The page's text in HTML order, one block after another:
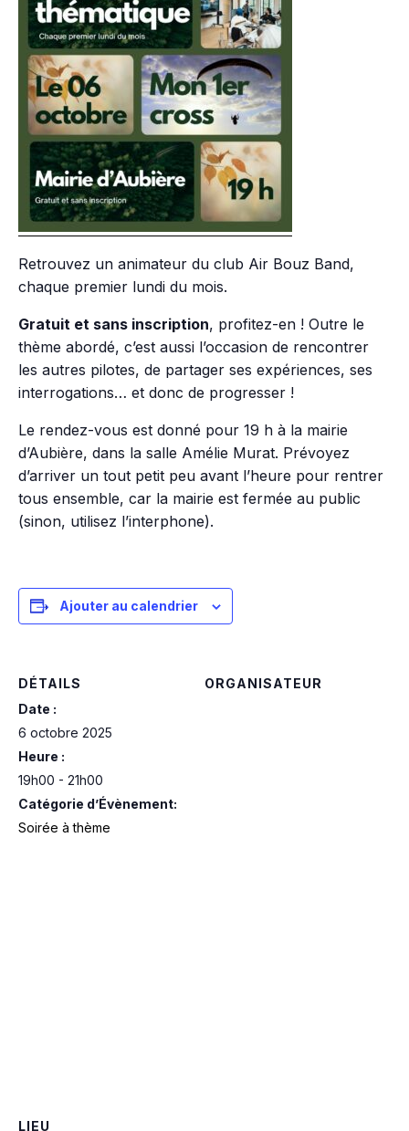
Retrouvez un animateur du club Air Bouz Band,
chaque premier lundi du mois.
Gratuit et sans inscription, profitez-en ! Outre le
thème abordé, c’est aussi l’occasion de rencontrer
les autres pilotes, de partager ses expériences, ses
interrogations… et donc de progresser !
Le rendez-vous est donné pour 19 h à la mairie
d’Aubière, dans la salle Amélie Murat. Prévoyez
d’arriver un tout petit peu avant l’heure pour rentrer
tous ensemble, car la mairie est fermée au public
(sinon, utilisez l’interphone).
Ajouter au calendrier
DÉTAILS
Date :
6 octobre 2025
Heure :
19h00 - 21h00
Catégorie d’Évènement:
Soirée à thème
ORGANISATEUR
LIEU